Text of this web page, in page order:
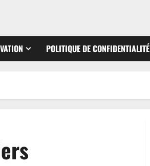
POLITIQUE DE CONFIDENTIALITÉ